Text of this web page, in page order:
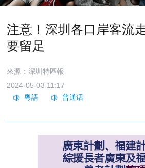
注意！深圳各口岸客流
要留足
來源：深圳特區報
2024-05-03 11:17